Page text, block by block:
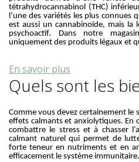
tétrahydrocannabinol (THC)
l’une des variétés les plus connues
est aussi un cannabinoïde, mais la
psychoactif. Dans notre
uniquement des produits légaux et
En savoir plus
Quels sont les
Comme vous devez certainement le
effets calmants et anxiolytiques. En
combattre le stress et à chasser
calmant naturel qui permet de
forte teneur en nutriments et en
efficacement le système immunitaire.